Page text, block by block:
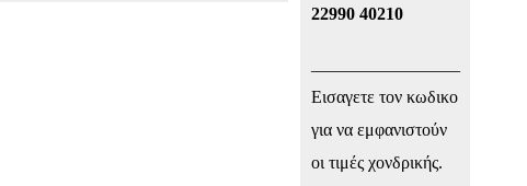
22990 40210
Εισαγετε τον κωδικο
για να εμφανιστούν
οι τιμές χονδρικής.